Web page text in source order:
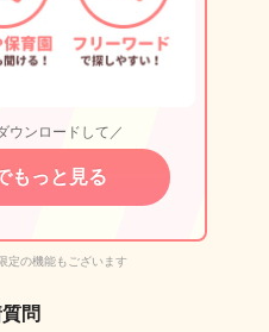
ウンロードして／
もっと見る
定の機能もございます
問